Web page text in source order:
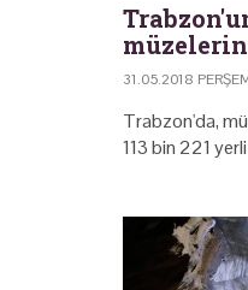
31.05.2018
Trabzon'da,
113 bin 221